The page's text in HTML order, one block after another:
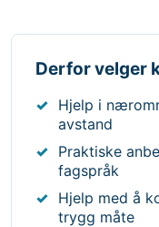
Derfor velger
Hjelp i
avstand
Praktiske
fagspråk
Hjelp med å
trygg måte